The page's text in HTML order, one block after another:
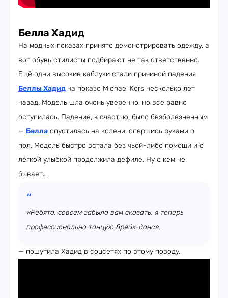
Белла Хадид
На модных показах принято демонстрировать одежду, а
вот обувь стилисты подбирают не так ответственно.
Ещё одни высокие каблуки стали причиной падения
Беллы Хадид на показе Michael Kors несколько лет
назад. Модель шла очень уверенно, но всё равно
оступилась. Падение, к счастью, было безболезненным
— Белла опустилась на колени, опершись руками о
пол. Модель быстро встала без чьей-либо помощи и с
лёгкой улыбкой продолжила дефиле. Ну с кем не
бывает…
«Ребята, совсем забыла вам сказать, я теперь
профессионально танцую брейк-данс»,
— пошутила Хадид в соцсетях по этому поводу.